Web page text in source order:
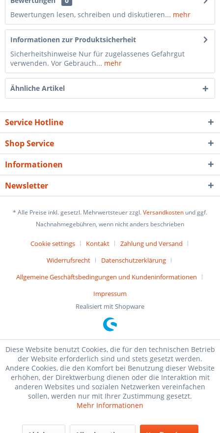
Bewertungen lesen, schreiben und diskutieren... mehr
Informationen zur Produktsicherheit
Sicherheitshinweise Nur für zugelassenes Gefahrgut
verwenden. Vor Gebrauch... mehr
Ähnliche Artikel
Service Hotline
Shop Service
Informationen
Newsletter
* Alle Preise inkl. gesetzl. Mehrwertsteuer zzgl.Versandkosten und ggf.
Nachnahmegebühren, wenn nicht anders beschrieben
Cookie settings Kontakt
Zahlung und Versand
Widerrufsrecht
Datenschutzerklärung
Allgemeine Geschäftsbedingungen und Kundeninformationen
Impressum
Realisiert mit Shopware
Diese Website benutzt Cookies, die für den technischen Betrieb
der Website erforderlich sind und stets gesetzt werden.
Andere Cookies, die den Komfort bei Benutzung dieser Website
erhöhen, der Direktwerbung dienen oder die Interaktion mit
anderen Websites und sozialen Netzwerken vereinfachen
sollen, werden nur mit Ihrer Zustimmung gesetzt.
Mehr Informationen